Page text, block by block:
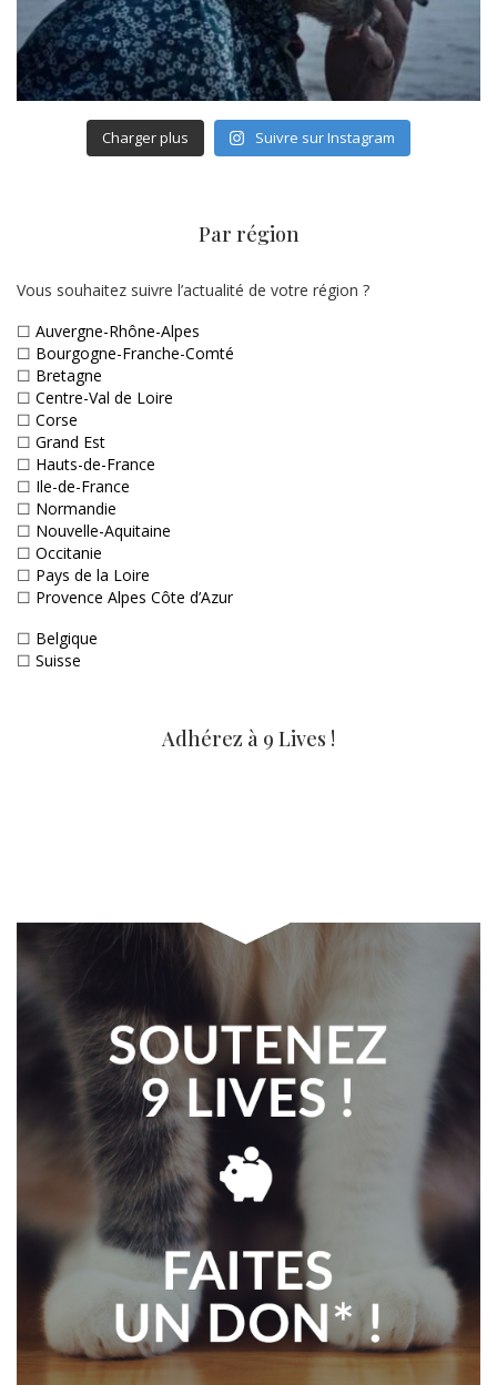
Charger plus Suivre sur Instagram
Par région
Vous souhaitez suivre l’actualité de votre région ?
☐ Auvergne-Rhône-Alpes
☐ Bourgogne-Franche-Comté
☐ Bretagne
☐ Centre-Val de Loire
☐ Corse
☐ Grand Est
☐ Hauts-de-France
☐ Ile-de-France
☐ Normandie
☐ Nouvelle-Aquitaine
☐ Occitanie
☐ Pays de la Loire
☐ Provence Alpes Côte d’Azur
☐ Belgique
☐ Suisse
Adhérez à 9 Lives !